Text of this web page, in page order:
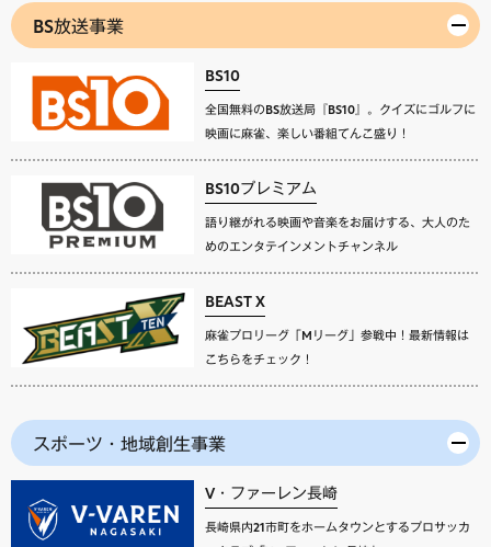
BS放送事業
BS10
全国無料のBS放送局『BS10』。クイズにゴルフに
映画に麻雀、楽しい番組てんこ盛り！
BS10プレミアム
語り継がれる映画や音楽をお届けする、大人のた
めのエンタテインメントチャンネル
BEAST X
麻雀プロリーグ「Mリーグ」参戦中！最新情報は
こちらをチェック！
スポーツ・地域創生事業
V・ファーレン長崎
長崎県内21市町をホームタウンとするプロサッカ